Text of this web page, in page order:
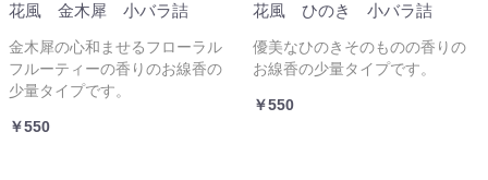
花風 金木犀 小バラ詰
金木犀の心和ませるフローラル
フルーティーの香りのお線香の
少量タイプです。
￥550
花風 ひのき 小バラ詰
優美なひのきそのものの香りの
お線香の少量タイプです。
￥550